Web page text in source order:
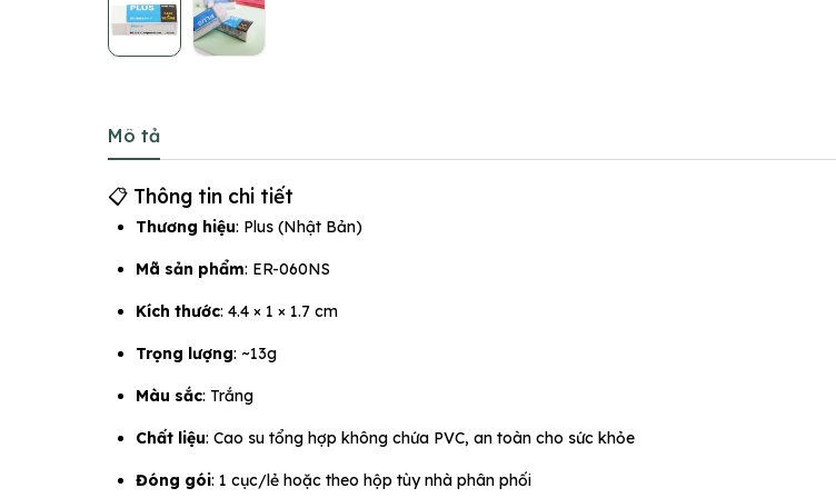
Mô tả
📋 Thông tin chi tiết
Thương hiệu: Plus (Nhật Bản)
Mã sản phẩm: ER-060NS
Kích thước: 4.4 × 1 × 1.7 cm
Trọng lượng: ~13g
Màu sắc: Trắng
Chất liệu: Cao su tổng hợp không chứa PVC, an toàn cho sức khỏe
Đóng gói: 1 cục/lẻ hoặc theo hộp tùy nhà phân phối